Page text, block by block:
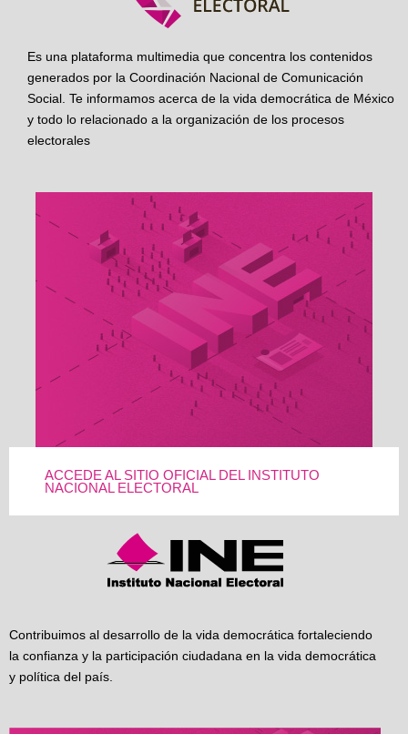
Es una plataforma multimedia que concentra los contenidos
generados por la Coordinación Nacional de Comunicación
Social. Te informamos acerca de la vida democrática de México
y todo lo relacionado a la organización de los procesos
electorales
ACCEDE AL SITIO OFICIAL DEL INSTITUTO
NACIONAL ELECTORAL
Contribuimos al desarrollo de la vida democrática fortaleciendo
la confianza y la participación ciudadana en la vida democrática
y política del país.